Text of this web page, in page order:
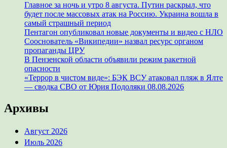
Главное за ночь и утро 8 августа. Путин раскрыл, что
будет после массовых атак на Россию. Украина вошла в
самый страшный период
Пентагон опубликовал новые документы и видео с НЛО
Сооснователь «Википедии» назвал ресурс органом
пропаганды ЦРУ
В Пензенской области объявили режим ракетной
опасности
«Террор в чистом виде»: БЭК ВСУ атаковал пляж в Ялте
— сводка СВО от Юрия Подоляки 08.08.2026
Архивы
Август 2026
Июль 2026